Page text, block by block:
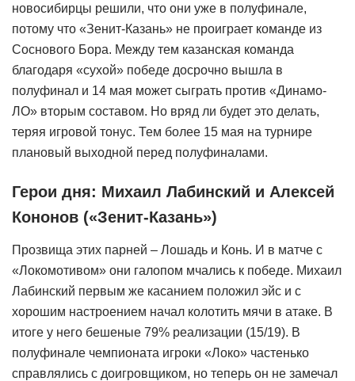
новосибирцы решили, что они уже в полуфинале,
потому что «Зенит-Казань» не проиграет команде из
Соснового Бора. Между тем казанская команда
благодаря «сухой» победе досрочно вышла в
полуфинал и 14 мая может сыграть против «Динамо-
ЛО» вторым составом. Но вряд ли будет это делать,
теряя игровой тонус. Тем более 15 мая на турнире
плановый выходной перед полуфиналами.
Герои дня: Михаил Лабинский и Алексей
Кононов («Зенит-Казань»)
Прозвища этих парней – Лошадь и Конь. И в матче с
«Локомотивом» они галопом мчались к победе. Михаил
Лабинский первым же касанием положил эйс и с
хорошим настроением начал колотить мячи в атаке. В
итоге у него бешеные 79% реализации (15/19). В
полуфинале чемпионата игроки «Локо» частенько
справлялись с доигровщиком, но теперь он не замечал